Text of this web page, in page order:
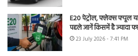
E20 पेट्रोल, फ्लेक्स फ्यूल
पहले जानें किसमें है ज्यादा
23 July 2026 - 7:41 PM